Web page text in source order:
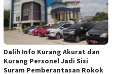
Dalih Info Kurang Akurat dan
Kurang Personel Jadi Sisi
Suram Pemberantasan Rokok